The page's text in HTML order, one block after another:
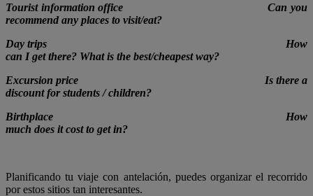
Tourist information office Can you
recommend any places to visit/eat?
Day trips How
can I get there? What is the best/cheapest way?
Excursion price Is there a
discount for students / children?
Birthplace How
much does it cost to get in?
Planificando tu viaje con antelación, puedes organizar el recorrido
por estos sitios tan interesantes.